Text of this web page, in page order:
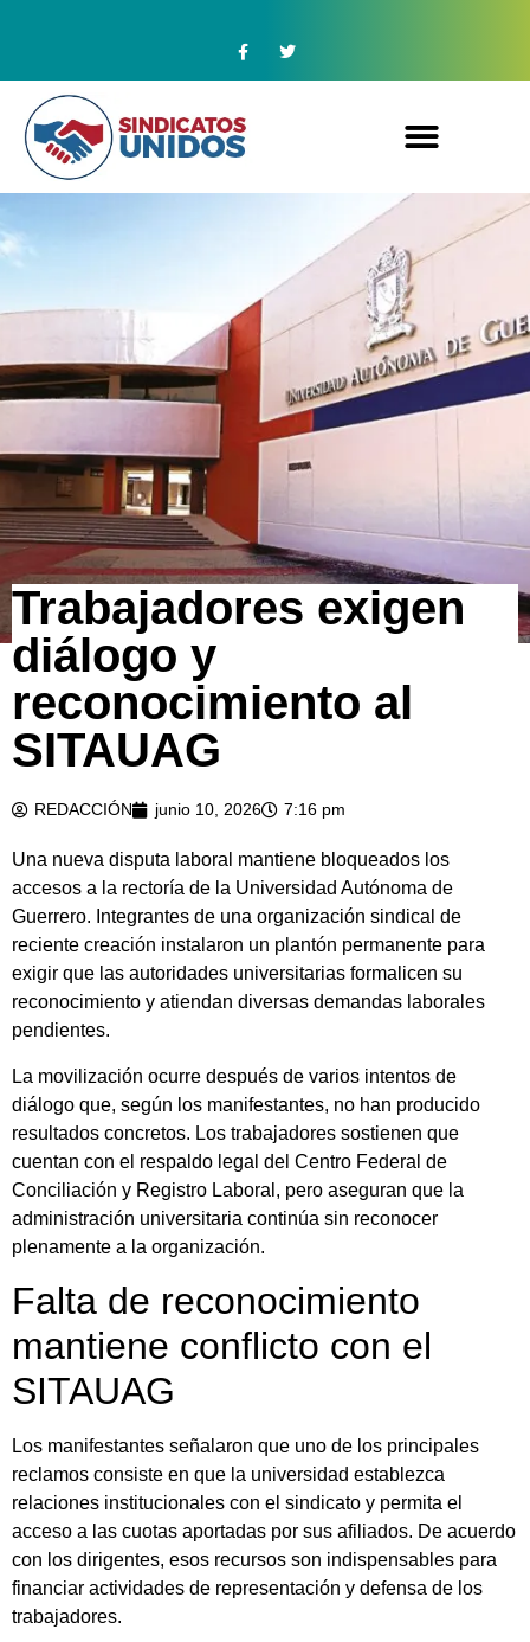
Trabajadores exigen
diálogo y
reconocimiento al
SITAUAG
REDACCIÓN junio 10, 2026 7:16 pm
Una nueva disputa laboral mantiene bloqueados los
accesos a la rectoría de la Universidad Autónoma de
Guerrero. Integrantes de una organización sindical de
reciente creación instalaron un plantón permanente para
exigir que las autoridades universitarias formalicen su
reconocimiento y atiendan diversas demandas laborales
pendientes.
La movilización ocurre después de varios intentos de
diálogo que, según los manifestantes, no han producido
resultados concretos. Los trabajadores sostienen que
cuentan con el respaldo legal del Centro Federal de
Conciliación y Registro Laboral, pero aseguran que la
administración universitaria continúa sin reconocer
plenamente a la organización.
Falta de reconocimiento
mantiene conflicto con el
SITAUAG
Los manifestantes señalaron que uno de los principales
reclamos consiste en que la universidad establezca
relaciones institucionales con el sindicato y permita el
acceso a las cuotas aportadas por sus afiliados. De acuerdo
con los dirigentes, esos recursos son indispensables para
financiar actividades de representación y defensa de los
trabajadores.